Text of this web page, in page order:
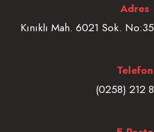
Adres
Kınıklı Mah. 6021 Sok.
Telefon
(0258) 212